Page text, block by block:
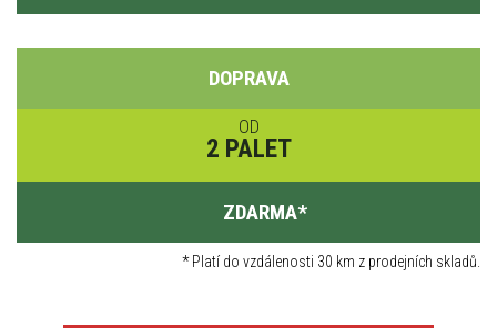
DOPRAVA
OD
2 PALET
ZDARMA*
*Platí do vzdálenosti 30 km z prodejních skladů.